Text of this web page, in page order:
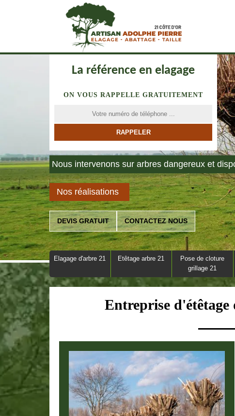
La référence en elagage
ON VOUS RAPPELLE GRATUITEMENT
Nous intervenons sur arbres dangereux et
Nos réalisations
DEVIS GRATUIT CONTACTEZ NOUS
Elagage d'arbre 21 Etêtage arbre 21
Pose de cloture
grillage 21
Entreprise